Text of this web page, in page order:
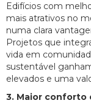
Edifícios com
mais atrativos no
numa clara
Projetos que
vida em
sustentável
elevados e uma
3. Maior conforto